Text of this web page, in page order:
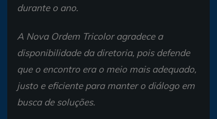
durante o ano.
A Nova Ordem Tricolor agradece a
disponibilidade da diretoria, pois defende
que o encontro era o meio mais adequado,
justo e eficiente para manter o diálogo em
busca de soluções.